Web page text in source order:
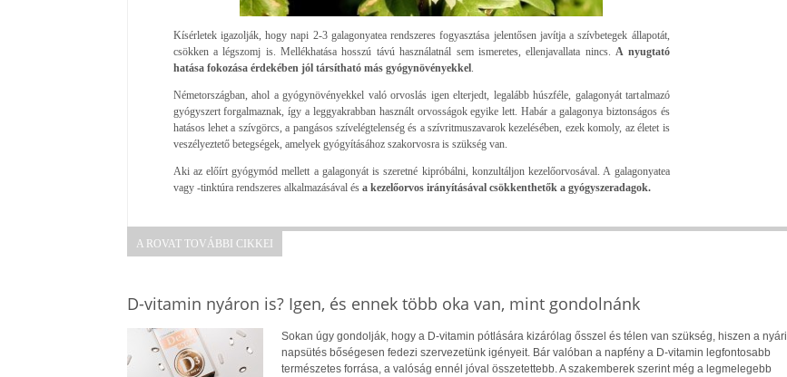
Kísérletek igazolják, hogy napi 2-3 galagonyatea rendszeres fogyasztása jelentősen javítja a szívbetegek állapotát,
csökken a légszomj is. Mellékhatása hosszú távú használatnál sem ismeretes, ellenjavallata nincs. A nyugtató
hatása fokozása érdekében jól társítható más gyógynövényekkel.
Németországban, ahol a gyógynövényekkel való orvoslás igen elterjedt, legalább húszféle, galagonyát tartalmazó
gyógyszert forgalmaznak, így a leggyakrabban használt orvosságok egyike lett. Habár a galagonya biztonságos és
hatásos lehet a szívgörcs, a pangásos szívelégtelenség és a szívritmuszavarok kezelésében, ezek komoly, az életet is
veszélyeztető betegségek, amelyek gyógyításához szakorvosra is szükség van.
Aki az előírt gyógymód mellett a galagonyát is szeretné kipróbálni, konzultáljon kezelőorvosával. A galagonyatea
vagy -tinktúra rendszeres alkalmazásával és a kezelőorvos irányításával csökkenthetők a gyógyszeradagok.
A ROVAT TOVÁBBI CIKKEI
D-vitamin nyáron is? Igen, és ennek több oka van, mint gondolnánk
Sokan úgy gondolják, hogy a D-vitamin pótlására kizárólag ősszel és télen van szükség, hiszen a nyári
napsütés bőségesen fedezi szervezetünk igényeit. Bár valóban a napfény a D-vitamin legfontosabb
természetes forrása, a valóság ennél jóval összetettebb. A szakemberek szerint még a legmelegebb